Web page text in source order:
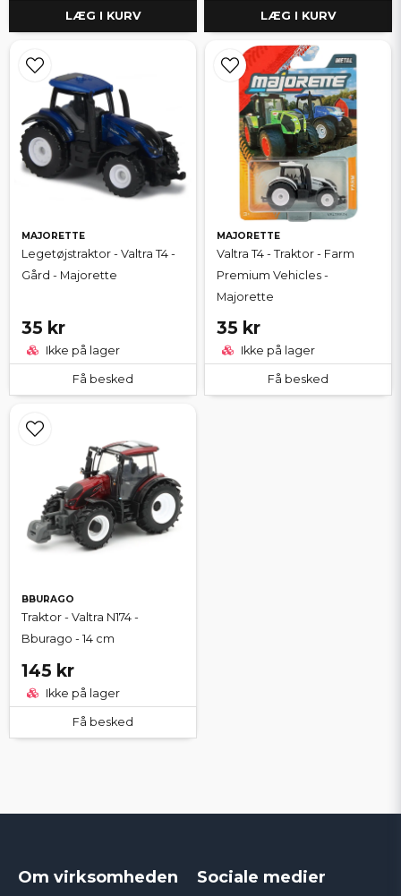
LÆG I KURV LÆG I KURV
MAJORETTE
Legetøjstraktor - Valtra T4 -
Gård - Majorette
35 kr
Ikke på lager
Få besked
MAJORETTE
Valtra T4 - Traktor - Farm
Premium Vehicles -
Majorette
35 kr
Ikke på lager
Få besked
BBURAGO
Traktor - Valtra N174 -
Bburago - 14 cm
145 kr
Ikke på lager
Få besked
Om virksomheden Sociale medier